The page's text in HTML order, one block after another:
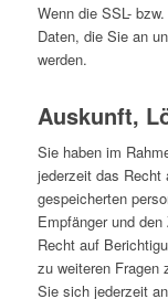
Wenn die SSL-
Daten, die Sie an
werden.
Auskunft,
Sie haben im
jederzeit das Recht
gespeicherten
Empfänger und
Recht auf
zu weiteren Fragen
Sie sich jederzeit